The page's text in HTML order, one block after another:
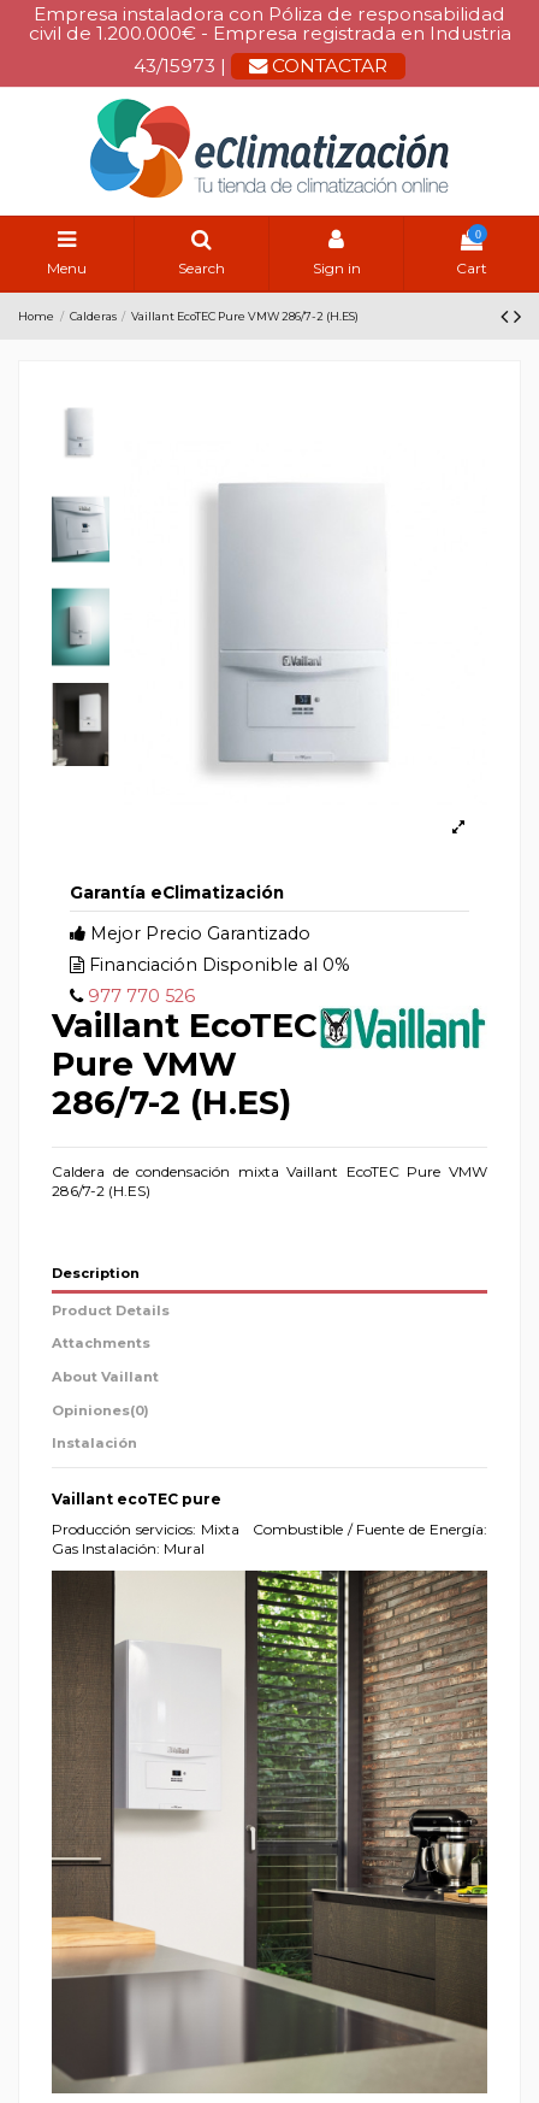
Empresa instaladora con Póliza de responsabilidad
civil de 1.200.000€ - Empresa registrada en Industria
43/15973 |
CONTACTAR
Menu Search Sign in
0
Cart
Home Calderas Vaillant EcoTEC Pure VMW 286/7-2 (H.ES)
Garantía eClimatización
Mejor Precio Garantizado
Financiación Disponible al 0%
977 770 526
Vaillant EcoTEC
Pure VMW
286/7-2 (H.ES)
Caldera de condensación mixta Vaillant EcoTEC Pure VMW
286/7-2 (H.ES)
Description
Product Details
Attachments
About Vaillant
Opiniones(0)
Instalación
Vaillant ecoTEC pure
Producción servicios: Mixta
Combustible / Fuente de Energía:
Gas Instalación: Mural